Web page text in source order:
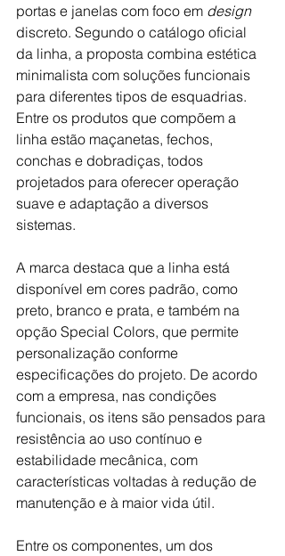
portas e janelas com foco em design
discreto. Segundo o catálogo oficial
da linha, a proposta combina estética
minimalista com soluções funcionais
para diferentes tipos de esquadrias.
Entre os produtos que compõem a
linha estão maçanetas, fechos,
conchas e dobradiças, todos
projetados para oferecer operação
suave e adaptação a diversos
sistemas.
A marca destaca que a linha está
disponível em cores padrão, como
preto, branco e prata, e também na
opção Special Colors, que permite
personalização conforme
especificações do projeto. De acordo
com a empresa, nas condições
funcionais, os itens são pensados para
resistência ao uso contínuo e
estabilidade mecânica, com
características voltadas à redução de
manutenção e à maior vida útil.
Entre os componentes, um dos